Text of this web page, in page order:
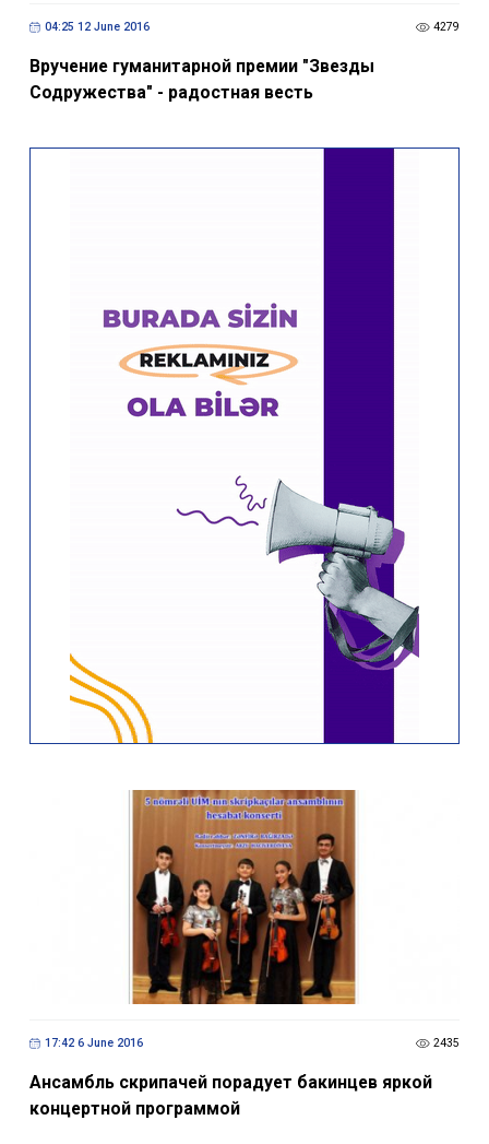
04:25 12 June 2016 4279
Вручение гуманитарной премии "Звезды
Содружества" - радостная весть
17:42 6 June 2016 2435
Ансамбль скрипачей порадует бакинцев яркой
концертной программой